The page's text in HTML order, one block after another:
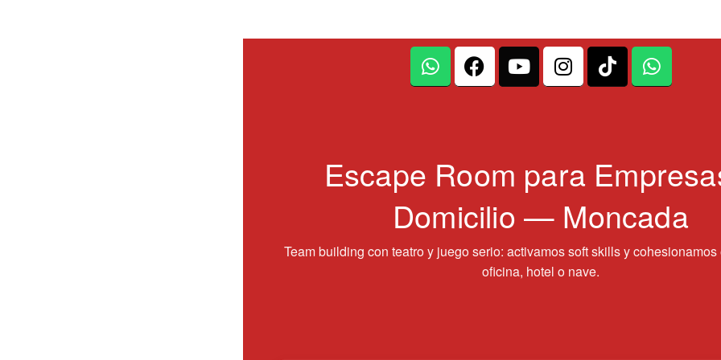
Escape Room para
Domicilio — Moncada
Team building con teatro y juego serio: activamos soft skills y
oficina, hotel o nave.